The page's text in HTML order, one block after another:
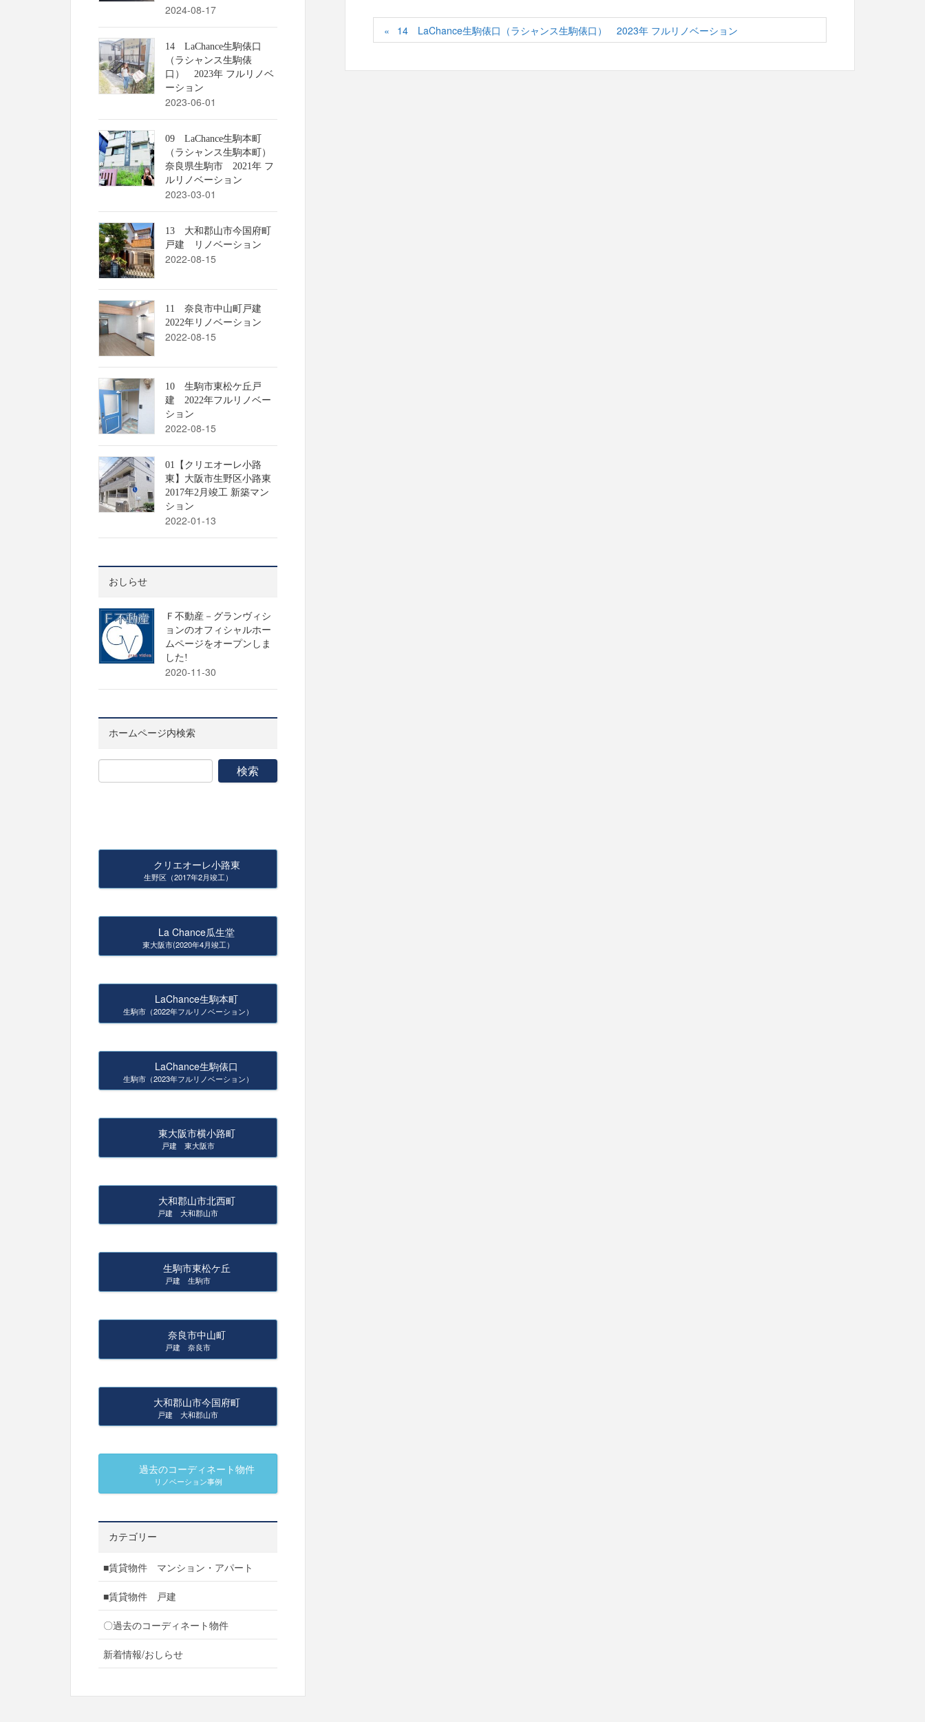
14 LaChance生駒俵口（ラシャンス生駒俵口） 2023年 フルリノベーション
2024-08-17
14 LaChance生駒俵口
（ラシャンス生駒俵
口） 2023年 フルリノベ
ーション
2023-06-01
09 LaChance生駒本町
（ラシャンス生駒本町）
奈良県生駒市 2021年 フ
ルリノベーション
2023-03-01
13 大和郡山市今国府町
戸建 リノベーション
2022-08-15
11 奈良市中山町戸建
2022年リノベーション
2022-08-15
10 生駒市東松ケ丘戸
建 2022年フルリノベー
ション
2022-08-15
01【クリエオーレ小路
東】大阪市生野区小路東
2017年2月竣工 新築マン
ション
2022-01-13
おしらせ
Ｆ不動産－グランヴィシ
ョンのオフィシャルホー
ムページをオープンしま
した!
2020-11-30
ホームページ内検索
クリエオーレ小路東
生野区（2017年2月竣工）
La Chance瓜生堂
東大阪市(2020年4月竣工）
LaChance生駒本町
生駒市（2022年フルリノベーション）
LaChance生駒俵口
生駒市（2023年フルリノベーション）
東大阪市横小路町
戸建 東大阪市
大和郡山市北西町
戸建 大和郡山市
生駒市東松ケ丘
戸建 生駒市
奈良市中山町
戸建 奈良市
大和郡山市今国府町
戸建 大和郡山市
過去のコーディネート物件
リノベーション事例
カテゴリー
■賃貸物件 マンション・アパート
■賃貸物件 戸建
〇過去のコーディネート物件
新着情報/おしらせ